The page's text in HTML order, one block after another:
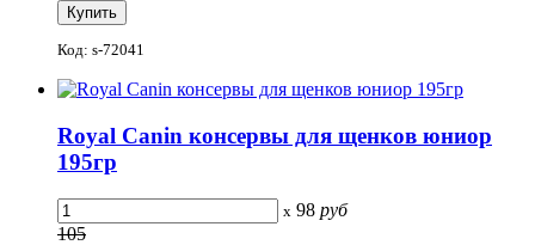
Код: s-72041
Royal Canin консервы для щенков юниор
195гр
x 98 руб
105